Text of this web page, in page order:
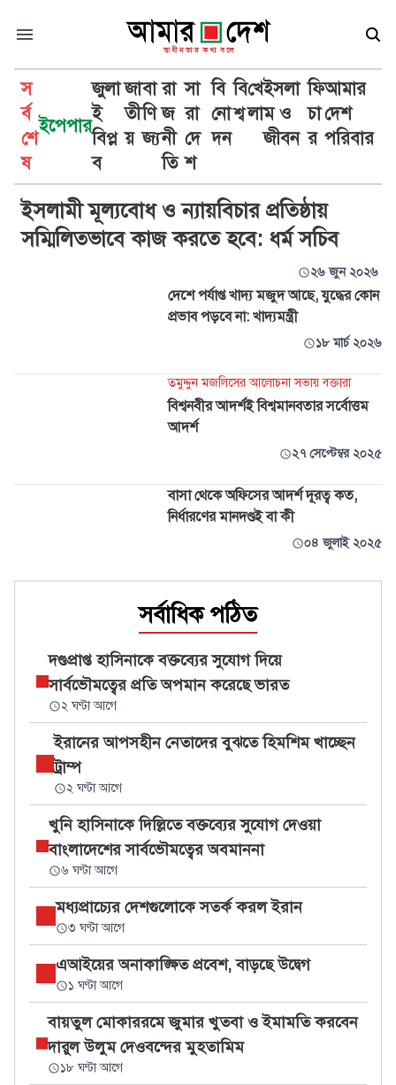
স
র্ব
শে
ষ
ইপেপার
জুলা
ই
বিপ্ল
ব
জা
তী
য়
বা
ণি
জ্য
রা
জ
নী
তি
সা
রা
দে
শ
বি
নো
দন
বি
শ্ব
খে
লা
ইসলা
ম ও
জীবন
ফি
চা
র
আমার
দেশ
পরিবার
আদর্শ
ইসলামী মূল্যবোধ ও ন্যায়বিচার প্রতিষ্ঠায়
সম্মিলিতভাবে কাজ করতে হবে: ধর্ম সচিব
২৬ জুন ২০২৬
দেশে পর্যাপ্ত খাদ্য মজুদ আছে, যুদ্ধের কোন
প্রভাব পড়বে না: খাদ্যমন্ত্রী
১৮ মার্চ ২০২৬
তমুদ্দুন মজলিসের আলোচনা সভায় বক্তারা
বিশ্বনবীর আদর্শই বিশ্বমানবতার সর্বোত্তম
আদর্শ
২৭ সেপ্টেম্বর ২০২৫
বাসা থেকে অফিসের আদর্শ দূরত্ব কত,
নির্ধারণের মানদণ্ডই বা কী
০৪ জুলাই ২০২৫
সর্বাধিক পঠিত
দণ্ডপ্রাপ্ত হাসিনাকে বক্তব্যের সুযোগ দিয়ে
সার্বভৌমত্বের প্রতি অপমান করেছে ভারত
২ ঘণ্টা আগে
ইরানের আপসহীন নেতাদের বুঝতে হিমশিম খাচ্ছেন
ট্রাম্প
২ ঘণ্টা আগে
খুনি হাসিনাকে দিল্লিতে বক্তব্যের সুযোগ দেওয়া
বাংলাদেশের সার্বভৌমত্বের অবমাননা
৬ ঘণ্টা আগে
মধ্যপ্রাচ্যের দেশগুলোকে সতর্ক করল ইরান
৩ ঘণ্টা আগে
এআইয়ের অনাকাঙ্ক্ষিত প্রবেশ, বাড়ছে উদ্বেগ
১ ঘণ্টা আগে
বায়তুল মোকাররমে জুমার খুতবা ও ইমামতি করবেন
দারুল উলুম দেওবন্দের মুহতামিম
১৮ ঘণ্টা আগে